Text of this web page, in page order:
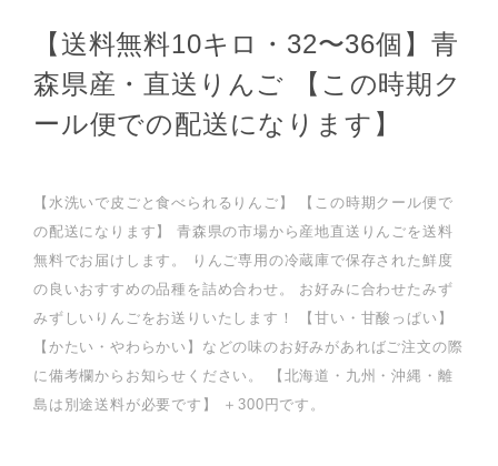
【送料無料10キロ・32〜36個】青
森県産・直送りんご 【この時期ク
ール便での配送になります】
【水洗いで皮ごと食べられるりんご】 【この時期クール便で
の配送になります】 青森県の市場から産地直送りんごを送料
無料でお届けします。 りんご専用の冷蔵庫で保存された鮮度
の良いおすすめの品種を詰め合わせ。 お好みに合わせたみず
みずしいりんごをお送りいたします！ 【甘い・甘酸っぱい】
【かたい・やわらかい】などの味のお好みがあればご注文の際
に備考欄からお知らせください。 【北海道・九州・沖縄・離
島は別途送料が必要です】 ＋300円です。